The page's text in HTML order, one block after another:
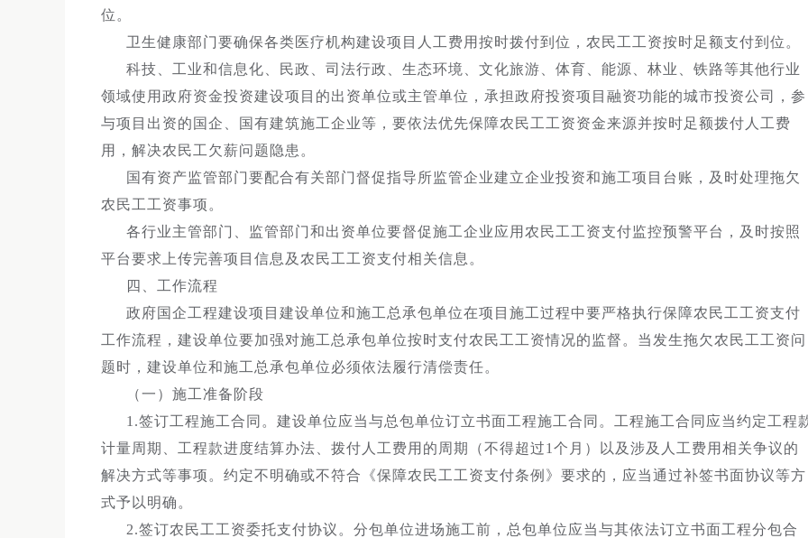
位。
卫生健康部门要确保各类医疗机构建设项目人工费用按时拨付到位，农民工工资按时足额支付到位。
科技、工业和信息化、民政、司法行政、生态环境、文化旅游、体育、能源、林业、铁路等其他行业
领域使用政府资金投资建设项目的出资单位或主管单位，承担政府投资项目融资功能的城市投资公司，参
与项目出资的国企、国有建筑施工企业等，要依法优先保障农民工工资资金来源并按时足额拨付人工费
用，解决农民工欠薪问题隐患。
国有资产监管部门要配合有关部门督促指导所监管企业建立企业投资和施工项目台账，及时处理拖欠
农民工工资事项。
各行业主管部门、监管部门和出资单位要督促施工企业应用农民工工资支付监控预警平台，及时按照
平台要求上传完善项目信息及农民工工资支付相关信息。
四、工作流程
政府国企工程建设项目建设单位和施工总承包单位在项目施工过程中要严格执行保障农民工工资支付
工作流程，建设单位要加强对施工总承包单位按时支付农民工工资情况的监督。当发生拖欠农民工工资问
题时，建设单位和施工总承包单位必须依法履行清偿责任。
（一）施工准备阶段
1.签订工程施工合同。建设单位应当与总包单位订立书面工程施工合同。工程施工合同应当约定工程
计量周期、工程款进度结算办法、拨付人工费用的周期（不得超过1个月）以及涉及人工费用相关争议的
解决方式等事项。约定不明确或不符合《保障农民工工资支付条例》要求的，应当通过补签书面协议等方
式予以明确。
2.签订农民工工资委托支付协议。分包单位进场施工前，总包单位应当与其依法订立书面工程分包合